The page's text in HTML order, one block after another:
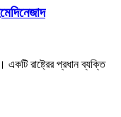
রাষ্ট্রের প্রধান ব্যক্তি